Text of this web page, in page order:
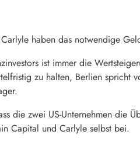
haben das notwendige
ist immer die
zu halten, Berlien spricht
die zwei US-Unternehmen die
Capital und Carlyle selbst bei.